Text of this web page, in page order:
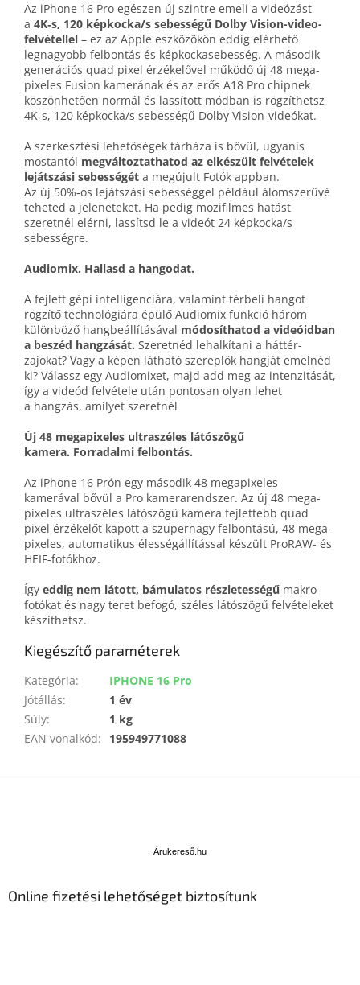
Az iPhone 16 Pro egészen új szintre emeli a videózást
a 4K‑s, 120 képkocka/s sebességű Dolby Vision-video­
felvétellel – ez az Apple eszközökön eddig elérhető
legnagyobb felbontás és képkocka­sebesség. A második
generációs quad pixel érzékelővel működő új 48 mega­
pixeles Fusion kamerának és az erős A18 Pro chipnek
köszönhetően normál és lassított módban is rögzíthetsz
4K‑s, 120 képkocka/s sebességű Dolby Vision-videókat.
A szerkesztési lehetőségek tárháza is bővül, ugyanis
mostantól megváltoztat­hatod az elkészült felvételek
lejátszási sebességét a megújult Fotók appban.
Az új 50%‑os lejátszási sebességgel például álom­szerűvé
teheted a jeleneteket. Ha pedig mozi­filmes hatást
szeretnél elérni, lassítsd le a videót 24 képkocka/s
sebességre.
Audiomix. Hallasd a hangodat.
A fejlett gépi intelligenciára, valamint térbeli hangot
rögzítő technológiára épülő Audiomix funkció három
különböző hang­beállításával módosíthatod a videóid­ban
a beszéd hangzását. Szeretnéd lehalkítani a háttér­
zajokat? Vagy a képen látható szereplők hangját emelnéd
ki? Válassz egy Audiomixet, majd add meg az intenzitását,
így a videód felvétele után pontosan olyan lehet
a hangzás, amilyet szeretnél
Új 48 mega­pixeles ultraszéles látószögű
kamera. Forradalmi felbontás.
Az iPhone 16 Prón egy második 48 mega­pixeles
kamerával bővül a Pro kamera­rendszer. Az új 48 mega­
pixeles ultra­széles látó­szögű kamera fejlettebb quad
pixel érzékelőt kapott a szuper­nagy felbontású, 48 mega­
pixeles, auto­matikus élesség­állítással készült ProRAW- és
HEIF-fotókhoz.
Így eddig nem látott, bámulatos részletességű makro­
fotókat és nagy teret befogó, széles látó­szögű felvételeket
készíthetsz.
Kiegészítő paraméterek
Kategória:
IPHONE 16 Pro
Jótállás:
1 év
Súly:
1 kg
EAN vonalkód: 195949771088
r
Árukereső.hu
Online fizetési lehetőséget biztosítunk